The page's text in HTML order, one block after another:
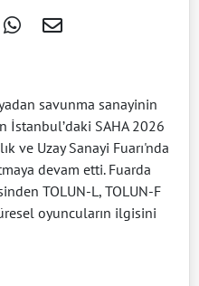
savunma sanayinin
İstanbul’daki SAHA 2026
ve Uzay Sanayi Fuarı'nda
devam etti. Fuarda
TOLUN-L, TOLUN-F
oyuncuların ilgisini